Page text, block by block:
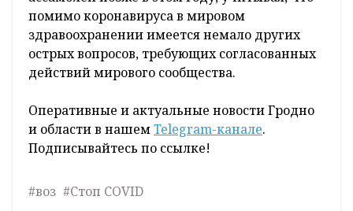
помимо коронавируса в мировом
здравоохранении имеется немало других
острых вопросов, требующих согласованных
действий мирового сообщества.
Оперативные и актуальные новости Гродно
и области в нашемTelegram-канале.
Подписывайтесь по ссылке!
#воз #Стоп COVID